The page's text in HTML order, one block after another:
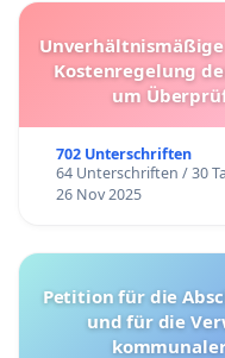
Kostenregelung
um
702 Unterschriften
64 Unterschriften / 30
26 Nov 2025
Petition für die Abschaffung der Tötungsstationen
und für die